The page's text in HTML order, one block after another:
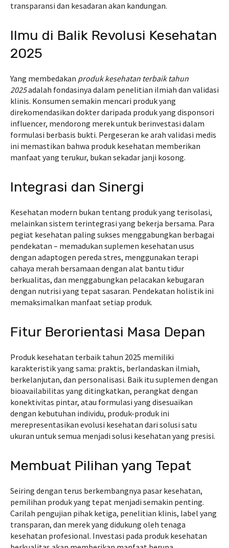
transparansi dan kesadaran akan kandungan.
Ilmu di Balik Revolusi Kesehatan
2025
Yang membedakan produk kesehatan terbaik tahun
2025adalah fondasinya dalam penelitian ilmiah dan validasi
klinis. Konsumen semakin mencari produk yang
direkomendasikan dokter daripada produk yang disponsori
influencer, mendorong merek untuk berinvestasi dalam
formulasi berbasis bukti. Pergeseran ke arah validasi medis
ini memastikan bahwa produk kesehatan memberikan
manfaat yang terukur, bukan sekadar janji kosong.
Integrasi dan Sinergi
Kesehatan modern bukan tentang produk yang terisolasi,
melainkan sistem terintegrasi yang bekerja bersama. Para
pegiat kesehatan paling sukses menggabungkan berbagai
pendekatan – memadukan suplemen kesehatan usus
dengan adaptogen pereda stres, menggunakan terapi
cahaya merah bersamaan dengan alat bantu tidur
berkualitas, dan menggabungkan pelacakan kebugaran
dengan nutrisi yang tepat sasaran. Pendekatan holistik ini
memaksimalkan manfaat setiap produk.
Fitur Berorientasi Masa Depan
Produk kesehatan terbaik tahun 2025 memiliki
karakteristik yang sama: praktis, berlandaskan ilmiah,
berkelanjutan, dan personalisasi. Baik itu suplemen dengan
bioavailabilitas yang ditingkatkan, perangkat dengan
konektivitas pintar, atau formulasi yang disesuaikan
dengan kebutuhan individu, produk-produk ini
merepresentasikan evolusi kesehatan dari solusi satu
ukuran untuk semua menjadi solusi kesehatan yang presisi.
Membuat Pilihan yang Tepat
Seiring dengan terus berkembangnya pasar kesehatan,
pemilihan produk yang tepat menjadi semakin penting.
Carilah pengujian pihak ketiga, penelitian klinis, label yang
transparan, dan merek yang didukung oleh tenaga
kesehatan profesional. Investasi pada produk kesehatan